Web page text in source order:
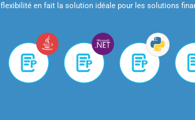
flexibilité en fait la solution idéale pour les solutions